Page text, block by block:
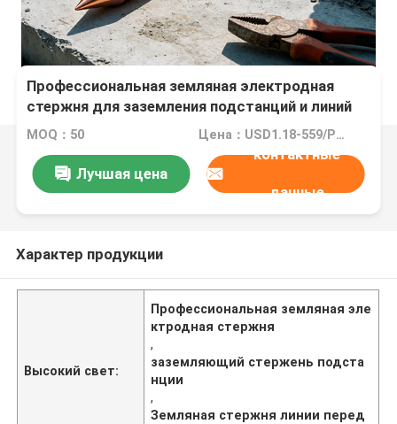
Профессиональная земляная электродная
стержня для заземления подстанций и линий
электропередач
MOQ：50 Цена：USD1.18-559/PCS
Лучшая цена
контактные
данные
Характер продукции
Высокий свет:
Профессиональная земляная эле
ктродная стержня
,
заземляющий стержень подста
нции
,
Земляная стержня линии перед